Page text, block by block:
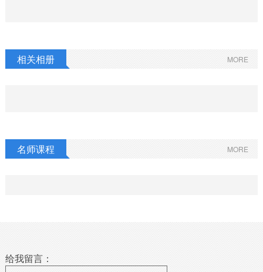
MORE
相关相册
MORE
名师课程
给我留言：